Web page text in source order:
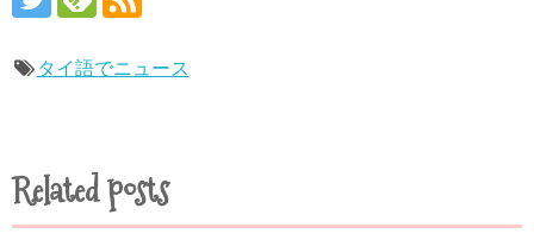
タイ語でニュース
Related posts